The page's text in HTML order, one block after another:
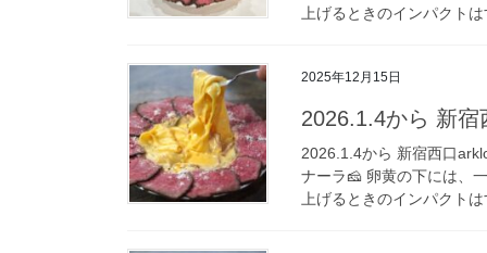
上げるときのインパクト
2025年12月15日
2026.1.4から 新宿
2026.1.4から 新宿西口
ナーラ🧀 卵黄の下には、
上げるときのインパクト